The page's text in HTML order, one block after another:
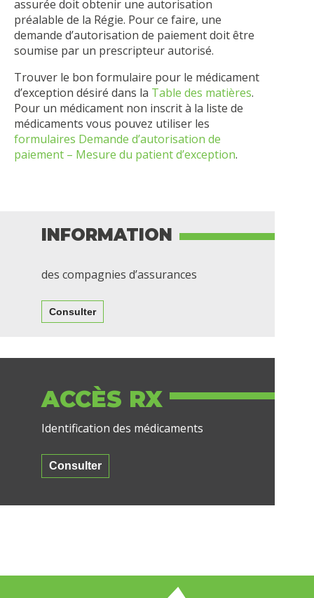
assurée doit obtenir une autorisation
préalable de la Régie. Pour ce faire, une
demande d’autorisation de paiement doit être
soumise par un prescripteur autorisé.
Trouver le bon formulaire pour le médicament
d’exception désiré dans la Table des matières.
Pour un médicament non inscrit à la liste de
médicaments vous pouvez utiliser les
formulaires Demande d’autorisation de
paiement – Mesure du patient d’exception.
INFORMATION
des compagnies d’assurances
Consulter
ACCÈS RX
Identification des médicaments
Consulter